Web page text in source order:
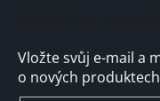
Vložte svůj e-mail a
o nových